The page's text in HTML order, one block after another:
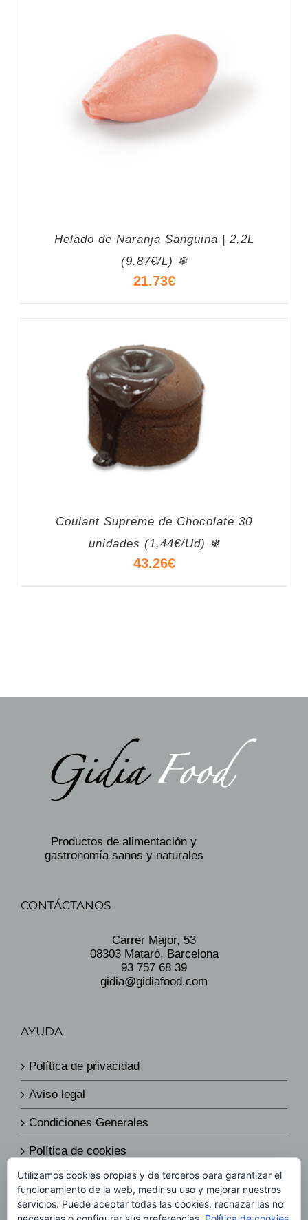
Helado de Naranja Sanguina | 2,2L
(9.87€/L) ❄
21.73€
Coulant Supreme de Chocolate 30
unidades (1,44€/Ud) ❄
43.26€
Productos de alimentación y
gastronomía sanos y naturales
CONTÁCTANOS
Carrer Major, 53
08303 Mataró, Barcelona
93 757 68 39
gidia@gidiafood.com
AYUDA
Política de privacidad
Aviso legal
Condiciones Generales
Política de cookies
Política de envíos y devoluciones
Política de precios
Utilizamos cookies propias y de terceros para garantizar el
funcionamiento de la web, medir su uso y mejorar nuestros
servicios. Puede aceptar todas las cookies, rechazar las no